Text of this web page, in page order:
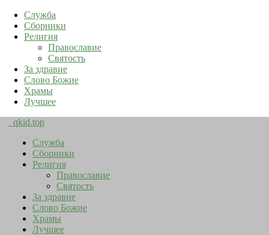
Служба
Сборники
Религия
Православие
Святость
За здравие
Слово Божие
Храмы
Лучшее
qkid.top
Служба
Сборники
Религия
Православие
Святость
За здравие
Слово Божие
Храмы
Лучшее